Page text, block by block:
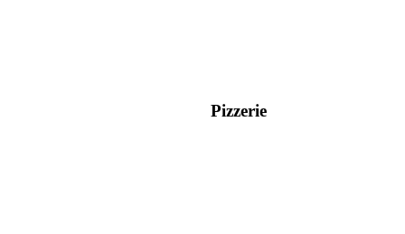
Pizzerie